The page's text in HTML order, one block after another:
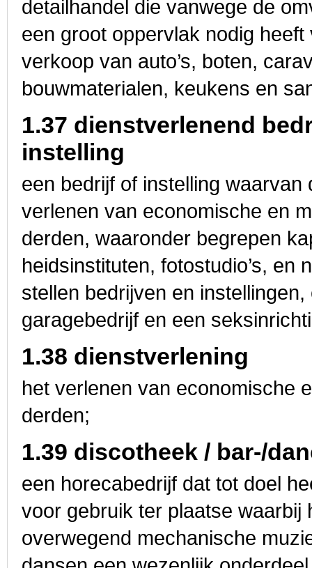
detailhandel die vanwege de
een groot oppervlak nodig
verkoop van auto’s, boten,
bouwmaterialen, keukens en
1.37 dienstverlenend
instelling
een bedrijf of instelling
verlenen van economische en
derden, waaronder begrepen
heidsinstituten, fotostudio’s, en
stellen bedrijven en
garagebedrijf en een
1.38 dienstverlening
het verlenen van economische
derden;
1.39 discotheek / bar-/
een horecabedrijf dat tot doel
voor gebruik ter plaatse waarbij
overwegend mechanische